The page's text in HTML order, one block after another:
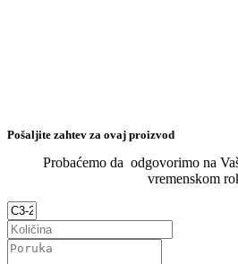
Pošaljite zahtev za ovaj proizvod
Probaćemo da odgovorimo na
vremenskom